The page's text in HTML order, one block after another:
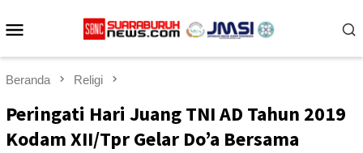
ke
Beranda Religi
Peringati Hari Juang TNI AD Tahun 2019
Kodam XII/Tpr Gelar Do’a Bersama